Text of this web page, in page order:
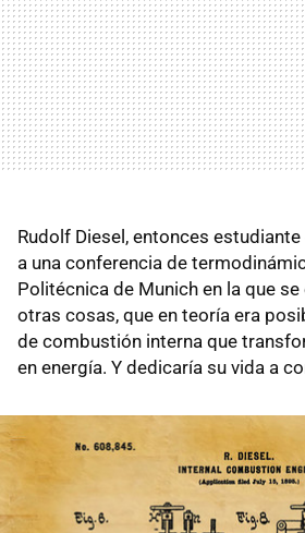
Rudolf Diesel, entonces
a una conferencia de
Politécnica de Munich en la que
otras cosas, que en teoría era
de combustión interna que
en energía. Y dedicaría su vida a